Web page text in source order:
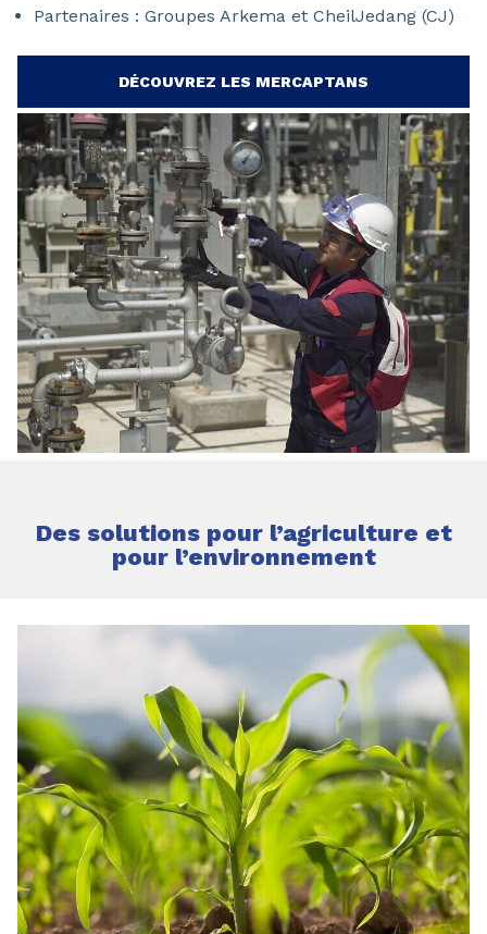
Partenaires : Groupes Arkema et CheilJedang (CJ)
DÉCOUVREZ LES MERCAPTANS
Des solutions pour l’agriculture et
pour l’environnement